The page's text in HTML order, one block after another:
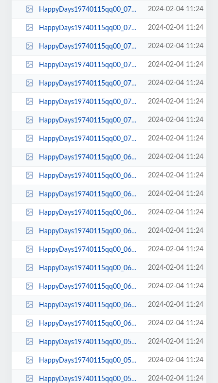
HappyDays19740115qq00_07_20qq00079.jpg 2024-02-04 11:24
HappyDays19740115qq00_07_19qq00078.jpg 2024-02-04 11:24
HappyDays19740115qq00_07_16qq00077.jpg 2024-02-04 11:24
HappyDays19740115qq00_07_13qq00076.jpg 2024-02-04 11:24
HappyDays19740115qq00_07_11qq00075.jpg 2024-02-04 11:24
HappyDays19740115qq00_07_08qq00074.jpg 2024-02-04 11:24
HappyDays19740115qq00_07_03qq00073.jpg 2024-02-04 11:24
HappyDays19740115qq00_07_02qq00072.jpg 2024-02-04 11:24
HappyDays19740115qq00_06_55qq00071.jpg 2024-02-04 11:24
HappyDays19740115qq00_06_42qq00070.jpg 2024-02-04 11:24
HappyDays19740115qq00_06_39qq00069.jpg 2024-02-04 11:24
HappyDays19740115qq00_06_27qq00068.jpg 2024-02-04 11:24
HappyDays19740115qq00_06_26qq00067.jpg 2024-02-04 11:24
HappyDays19740115qq00_06_15qq00066.jpg 2024-02-04 11:24
HappyDays19740115qq00_06_14qq00065.jpg 2024-02-04 11:24
HappyDays19740115qq00_06_09qq00064.jpg 2024-02-04 11:24
HappyDays19740115qq00_06_05qq00063.jpg 2024-02-04 11:24
HappyDays19740115qq00_06_02qq00062.jpg 2024-02-04 11:24
HappyDays19740115qq00_05_59qq00061.jpg 2024-02-04 11:24
HappyDays19740115qq00_05_54qq00060.jpg 2024-02-04 11:24
HappyDays19740115qq00_05_53qq00059.jpg 2024-02-04 11:24